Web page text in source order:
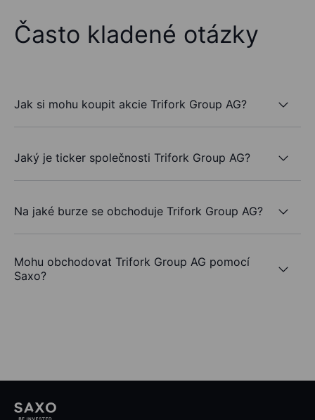
Často kladené otázky
Jak si mohu koupit akcie Trifork Group AG?
Jaký je ticker společnosti Trifork Group AG?
Na jaké burze se obchoduje Trifork Group AG?
Mohu obchodovat Trifork Group AG pomocí
Saxo?